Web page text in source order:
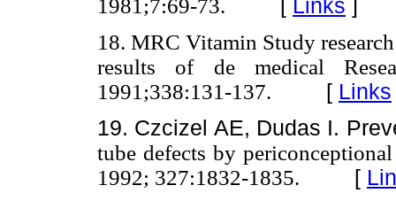
1981;7:69-73. Links
18. MRC Vitamin Study
results of de medical
1991;338:131-137.
[ Links
19. Czcizel AE, Dudas I.
tube defects by
1992; 327:1832-1835.
[